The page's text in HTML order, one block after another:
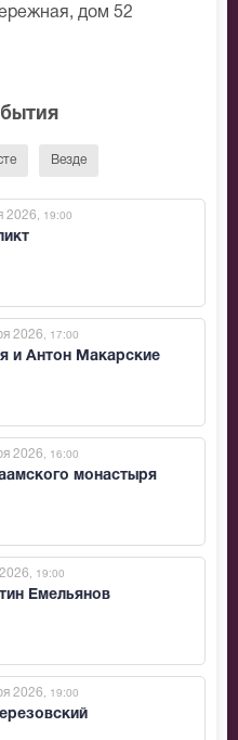
дом 52
Везде
2026 , 19:00
и Антон Макарские
2026 , 17:00
монастыря
2026 , 16:00
Емельянов
, 19:00
2026 , 19:00